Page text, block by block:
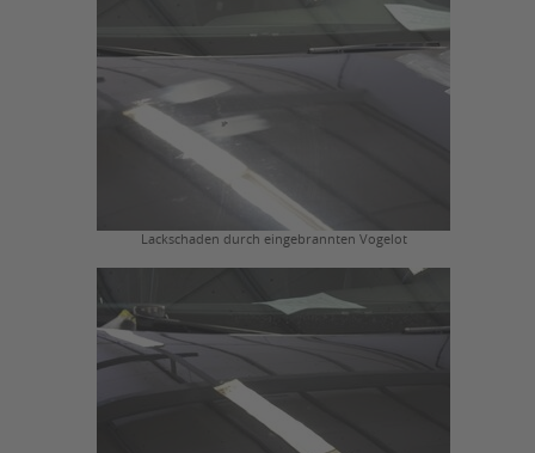
Lackschaden durch eingebrannten Vogelot